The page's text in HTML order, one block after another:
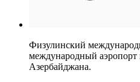
Физулинский
международный
Азербайджана.